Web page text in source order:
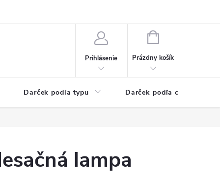
Prihlásenie
NÁKUPNÝ
Prázdny košík
Darček podľa typu Darček podľa ceny
lampa